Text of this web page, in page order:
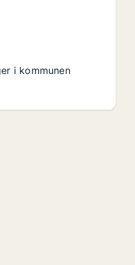
i kommunen